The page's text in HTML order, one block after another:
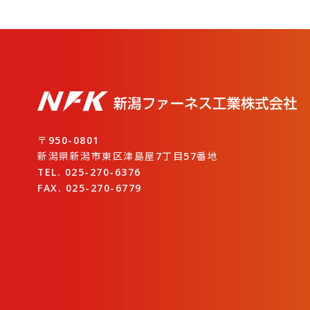
〒950-0801
新潟県新潟市東区津島屋7丁目57番地
TEL. 025-270-6376
FAX. 025-270-6779